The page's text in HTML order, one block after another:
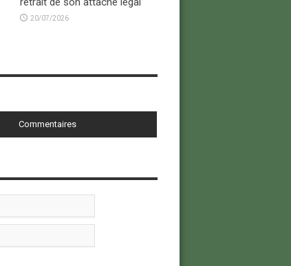
20/07/2026
Commentaires